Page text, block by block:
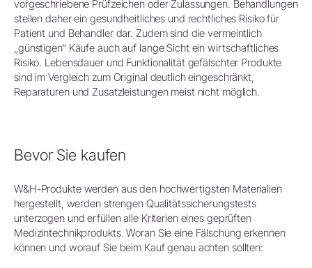
vorgeschriebene Prüfzeichen oder Zulassungen. Behandlungen
stellen daher ein gesundheitliches und rechtliches Risiko für
Patient und Behandler dar. Zudem sind die vermeintlich
„günstigen“ Käufe auch auf lange Sicht ein wirtschaftliches
Risiko. Lebensdauer und Funktionalität gefälschter Produkte
sind im Vergleich zum Original deutlich eingeschränkt,
Reparaturen und Zusatzleistungen meist nicht möglich.
Bevor Sie kaufen
W&H-Produkte werden aus den hochwertigsten Materialien
hergestellt, werden strengen Qualitätssicherungstests
unterzogen und erfüllen alle Kriterien eines geprüften
Medizintechnikprodukts. Woran Sie eine Fälschung erkennen
können und worauf Sie beim Kauf genau achten sollten: